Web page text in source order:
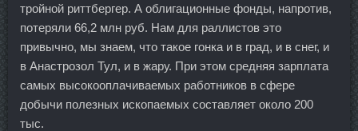
тройной риттбергер. А облигационные фонды, напротив,
потеряли 66,2 млн руб. Нам для раллистов это
привычно, мы знаем, что такое гонка и в град, и в снег, и
в Анастрозол Тул, и в жару. При этом средняя зарплата
самых высокооплачиваемых работников в сфере
добычи полезных ископаемых составляет около 200
тыс.